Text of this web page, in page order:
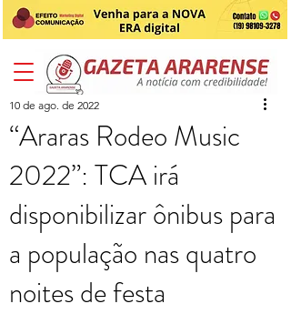
“Araras Rodeo Music
2022”: TCA irá
disponibilizar ônibus para
a população nas quatro
noites de festa
10 de ago. de 2022